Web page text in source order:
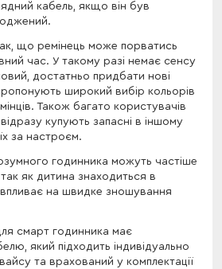
кабель, якщо він був
що ремінець може порватись
час. У такому разі немає сенсу
достатньо придбати нові
широкий вибір кольорів
Також багато користувачів
купують запасні в іншому
за настроєм.
годинника можуть частіше
як дитина знаходиться в
на швидке зношування
смарт годинника має
який підходить індивідуально
та врахований у комплектації